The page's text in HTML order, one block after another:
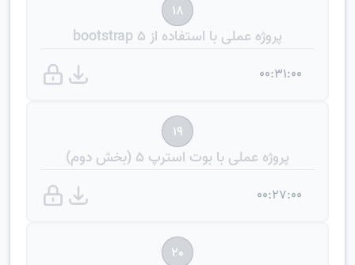
18
پروژه عملی با استفاده از bootstrap 5
00:31:00
19
پروژه عملی با بوت استرپ 5 (بخش دوم)
00:27:00
20